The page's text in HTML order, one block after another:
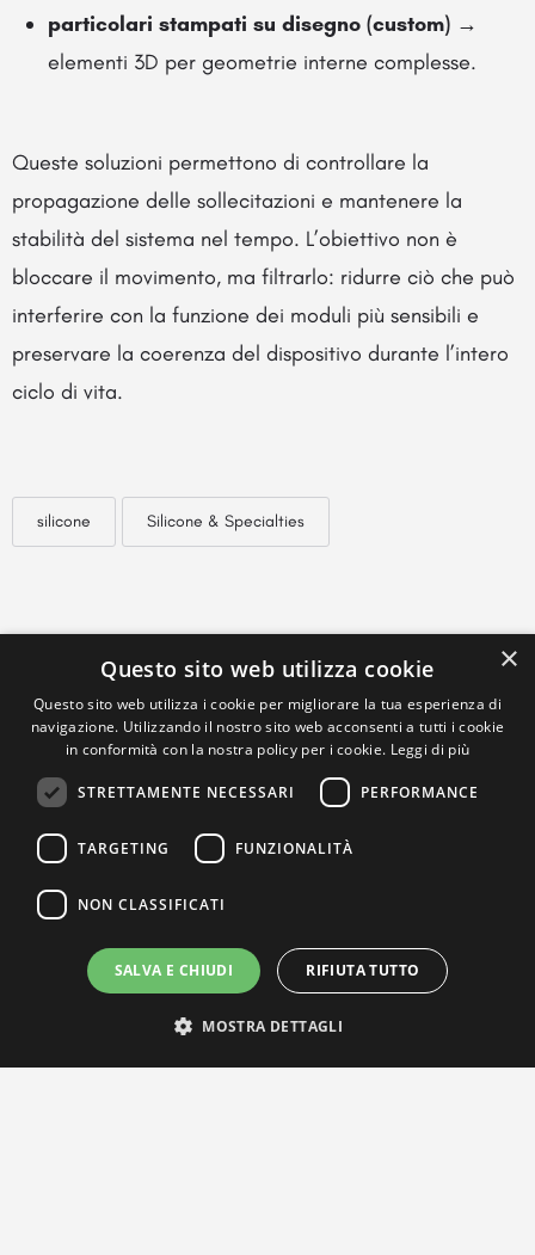
particolari stampati su disegno (custom) →
elementi 3D per geometrie interne complesse.
Queste soluzioni permettono di controllare la
propagazione delle sollecitazioni e mantenere la
stabilità del sistema nel tempo. L’obiettivo non è
bloccare il movimento, ma filtrarlo: ridurre ciò che può
interferire con la funzione dei moduli più sensibili e
preservare la coerenza del dispositivo durante l’intero
ciclo di vita.
silicone Silicone & Specialties
×
Questo sito web utilizza cookie
Questo sito web utilizza i cookie per migliorare la tua esperienza di
navigazione. Utilizzando il nostro sito web acconsenti a tutti i cookie
in conformità con la nostra policy per i cookie. Leggi di più
STRETTAMENTE NECESSARI PERFORMANCE
TARGETING FUNZIONALITÀ
NON CLASSIFICATI
SALVA E CHIUDI RIFIUTA TUTTO
MOSTRA DETTAGLI